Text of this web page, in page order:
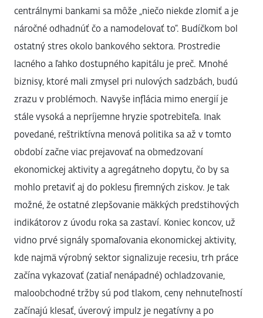
centrálnymi bankami sa môže „niečo niekde zlomiť a je
náročné odhadnúť čo a namodelovať to“. Budíčkom bol
ostatný stres okolo bankového sektora. Prostredie
lacného a ľahko dostupného kapitálu je preč. Mnohé
biznisy, ktoré mali zmysel pri nulových sadzbách, budú
zrazu v problémoch. Navyše inflácia mimo energií je
stále vysoká a nepríjemne hryzie spotrebiteľa. Inak
povedané, reštriktívna menová politika sa až v tomto
období začne viac prejavovať na obmedzovaní
ekonomickej aktivity a agregátneho dopytu, čo by sa
mohlo pretaviť aj do poklesu firemných ziskov. Je tak
možné, že ostatné zlepšovanie mäkkých predstihových
indikátorov z úvodu roka sa zastaví. Koniec koncov, už
vidno prvé signály spomaľovania ekonomickej aktivity,
kde najmä výrobný sektor signalizuje recesiu, trh práce
začína vykazovať (zatiaľ nenápadné) ochladzovanie,
maloobchodné tržby sú pod tlakom, ceny nehnuteľností
začínajú klesať, úverový impulz je negatívny a po